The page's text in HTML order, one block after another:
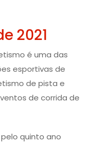
2021
é uma das
esportivas de
de pista e
de corrida de
pelo quinto ano